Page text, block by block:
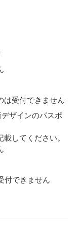
は受付できません
ザインのパスポ
してください。
付できません